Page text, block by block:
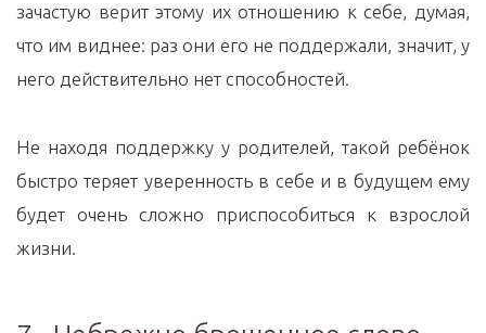
зачастую верит этому их отношению к себе, думая,
что им виднее: раз они его не поддержали, значит, у
него действительно нет способностей.
Не находя поддержку у родителей, такой ребёнок
быстро теряет уверенность в себе и в будущем ему
будет очень сложно приспособиться к взрослой
жизни.